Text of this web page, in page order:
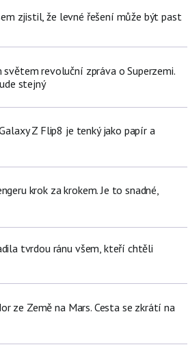
zjistil, že levné řešení může být past
revoluční zpráva o Superzemi.
stejný
Z Flip8 je tenký jako papír a
krok za krokem. Je to snadné,
tvrdou ránu všem, kteří chtěli
ze Země na Mars. Cesta se zkrátí na